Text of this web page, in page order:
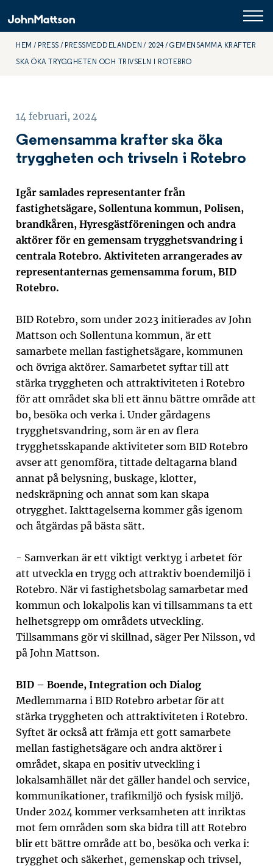
HEM PRESS PRESSMEDDELANDEN 2024 GEMENSAMMA KRAFTER
SKA ÖKA TRYGGHETEN OCH TRIVSELN I ROTEBRO
14 februari, 2024
Gemensamma krafter ska öka
tryggheten och trivseln i Rotebro
Igår samlades representanter från
fastighetsägare, Sollentuna kommun, Polisen,
brandkåren, Hyresgästföreningen och andra
aktörer för en gemensam trygghetsvandring i
centrala Rotebro. Aktiviteten arrangerades av
representanternas gemensamma forum, BID
Rotebro.
BID Rotebro, som under 2023 initierades av John
Mattson och Sollentuna kommun, är ett
samarbete mellan fastighetsägare, kommunen
och övriga aktörer. Samarbetet syftar till att
stärka tryggheten och attraktiviteten i Rotebro
för att området ska bli ett ännu bättre område att
bo, besöka och verka i. Under gårdagens
trygghetsvandring, som är en av flera
trygghetsskapande aktiviteter som BID Rotebro
avser att genomföra, tittade deltagarna bland
annat på belysning, buskage, klotter,
nedskräpning och annat som kan skapa
otrygghet. Iakttagelserna kommer gås igenom
och åtgärdas på bästa sätt.
- Samverkan är ett viktigt verktyg i arbetet för
att utveckla en trygg och attraktiv boendemiljö i
Rotebro. När vi fastighetsbolag samarbetar med
kommun och lokalpolis kan vi tillsammans ta ett
helhetsgrepp om områdets utveckling.
Tillsammans gör vi skillnad, säger Per Nilsson, vd
på John Mattson.
BID – Boende, Integration och Dialog
Medlemmarna i BID Rotebro arbetar för att
stärka tryggheten och attraktiviteten i Rotebro.
Syftet är också att främja ett gott samarbete
mellan fastighetsägare och andra aktörer i
området, skapa en positiv utveckling i
lokalsamhället när det gäller handel och service,
kommunikationer, trafikmiljö och fysisk miljö.
Under 2024 kommer verksamheten att inriktas
mot fem områden som ska bidra till att Rotebro
blir ett bättre område att bo, besöka och verka i:
trygghet och säkerhet, gemenskap och trivsel,